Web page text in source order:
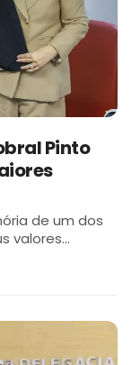
Pinto
de um dos
valores
dos direitos